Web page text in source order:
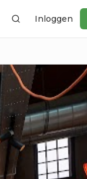
ZoekenInloggen